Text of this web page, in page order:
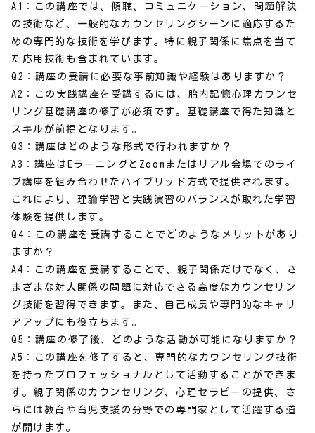
A1：この講座では、傾聴、コミュニケーション、問題解決
の技術など、一般的なカウンセリングシーンに適応するた
めの専門的な技術を学びます。特に親子関係に焦点を当て
た応用技術も含まれています。
Q2：講座の受講に必要な事前知識や経験はありますか？
A2：この実践講座を受講するには、胎内記憶心理カウンセ
リング基礎講座の修了が必須です。基礎講座で得た知識と
スキルが前提となります。
Q3：講座はどのような形式で行われますか？
A3：講座はEラーニングとZoomまたはリアル会場でのライ
ブ講座を組み合わせたハイブリッド方式で提供されます。
これにより、理論学習と実践演習のバランスが取れた学習
体験を提供します。
Q4：この講座を受講することでどのようなメリットがあり
ますか？
A4：この講座を受講することで、親子関係だけでなく、さ
まざまな対人関係の問題に対応できる高度なカウンセリン
グ技術を習得できます。また、自己成長や専門的なキャリ
アアップにも役立ちます。
Q5：講座の修了後、どのような活動が可能になりますか？
A5：この講座を修了すると、専門的なカウンセリング技術
を持ったプロフェッショナルとして活動することができま
す。親子関係のカウンセリング、心理セラピーの提供、さ
らには教育や育児支援の分野での専門家として活躍する道
が開けます。